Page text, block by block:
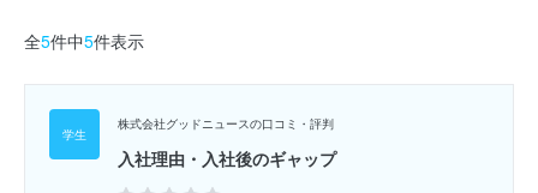
全5件中5件表示
株式会社グッドニュースの口コミ・評判
入社理由・入社後のギャップ